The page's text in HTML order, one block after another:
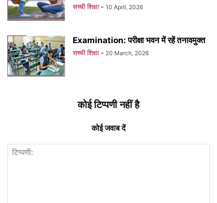
सच्ची शिक्षा - 10 April, 2026
Examination: परीक्षा भवन में रहें तनावमुक्त
सच्ची शिक्षा - 20 March, 2026
कोई टिप्पणी नहीं है
कोई जवाब दें